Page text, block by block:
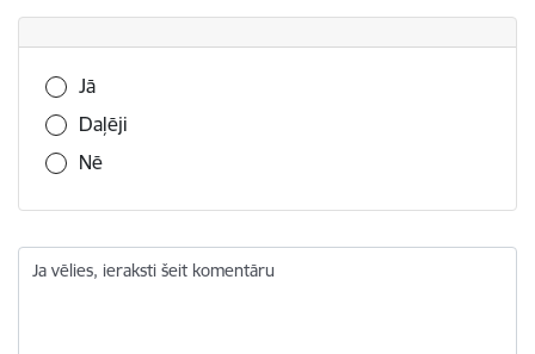
Vai šī informācija bija noderīga?
Jā
Daļēji
Nē
Ja vēlies, ieraksti šeit komentāru